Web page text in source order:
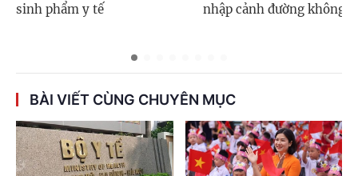
sinh phẩm y tế
nhập cảnh đường không
BÀI VIẾT CÙNG CHUYÊN MỤC